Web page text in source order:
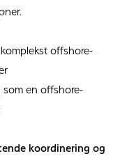
offshore-
som en offshore-
koordinering og